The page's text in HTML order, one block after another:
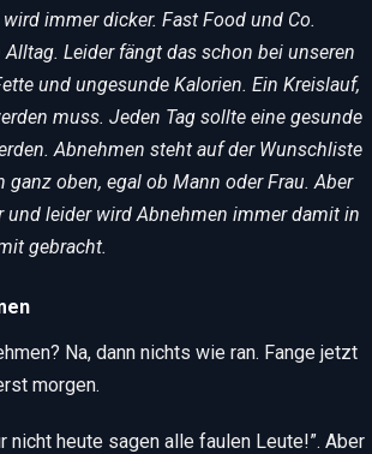
immer dicker. Fast Food und Co.
Leider fängt das schon bei unseren
und ungesunde Kalorien. Ein Kreislauf,
muss. Jeden Tag sollte eine gesunde
Abnehmen steht auf der Wunschliste
ganz oben, egal ob Mann oder Frau. Aber
und leider wird Abnehmen immer damit in
gebracht.
Na, dann nichts wie ran. Fange jetzt
morgen.
nicht heute sagen alle faulen Leute!”. Aber